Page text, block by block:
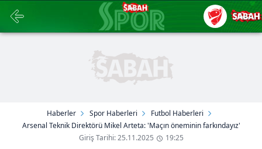
Haberler Spor Haberleri
Futbol Haberleri
Arsenal Teknik Direktörü Mikel Arteta: 'Maçın öneminin farkındayız'
Giriş Tarihi: 25.11.2025
19:25